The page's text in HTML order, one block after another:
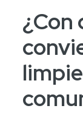
¿Con